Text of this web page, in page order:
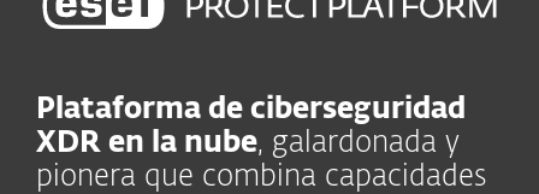
Plataforma de ciberseguridad
XDR en la nube, galardonada y
pionera que combina capacidades